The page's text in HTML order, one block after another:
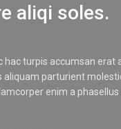
aliqi soles.
hac turpis accumsan erat
aliquam parturient
enim a phasellus